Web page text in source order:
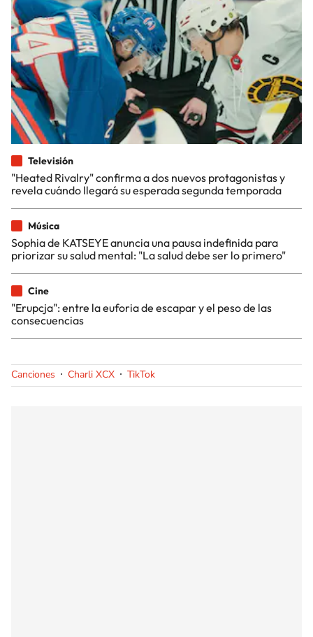
Televisión
"Heated Rivalry" confirma a dos nuevos protagonistas y
revela cuándo llegará su esperada segunda temporada
Música
Sophia de KATSEYE anuncia una pausa indefinida para
priorizar su salud mental: "La salud debe ser lo primero"
Cine
"Erupcja": entre la euforia de escapar y el peso de las
consecuencias
Canciones Charli XCX TikTok